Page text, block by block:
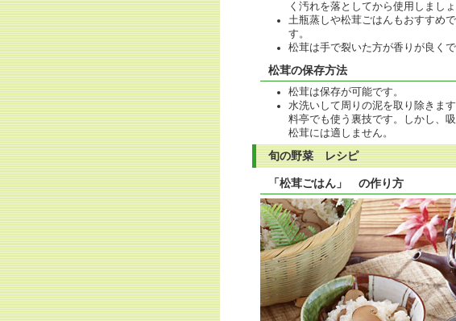
く汚れを落としてから使用しましょ
土瓶蒸しや松茸ごはんもおすすめ
す。
松茸は手で裂いた方が香りが良くで
松茸の保存方法
松茸は保存が可能です。
水洗いして周りの泥を取り除きま
料亭でも使う裏技です。しかし、
松茸には適しません。
旬の野菜 レシピ
「松茸ごはん」 の作り方